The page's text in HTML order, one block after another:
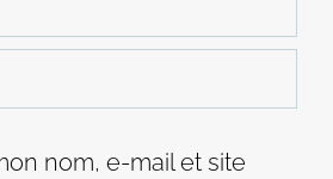
nom, e-mail et site